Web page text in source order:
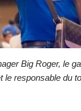
Big Roger, le
le responsable du